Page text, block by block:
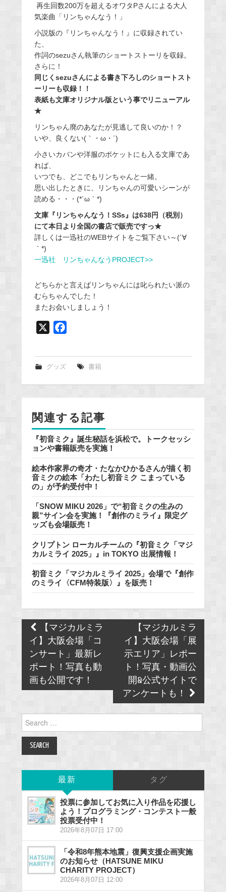
再生回数200万を超えるオワタPさんによる大人
気楽曲「リンちゃんなう！」
小説版の『リンちゃんなう！』に収録されてい
た、
作詞のsezuさん執筆のショートストーリを収録。
さらに！
同じくsezuさんによる書き下ろしのショートスト
ーリーも収録！！
表紙も文庫オリジナル版という事でリニューアル
★
リンちゃん廃のあなたが見逃して良いのか！？
いや、良くない(｀・ω・´)
小さいカバンや洋服のポケットにも入る文庫であ
れば、
いつでも、どこでもリンちゃんと一緒。
思い出したときに、リンちゃんの可愛いシーンが
読める・・・(*´ω｀*)
文庫『リンちゃんなう！SSs』は638円（税別）
にて本日より全国の書店で販売ですっ★
詳しくは一迅社のWEBサイトをご覧下さい～(´∀
｀*)
一迅社 リンちゃんなうPROJECT>>
どちらかと言えばリンちゃんには叱られたい派の
むらちゃんでした！
またお会いしましょう！
k
グッズ 書籍
関連する記事
『初音ミク』誕生秘話を浜松で。トークセッシ
ョンや書籍販売を実施！
絵本作家界の奇才・たなかひかるさんが描く初
音ミクの絵本「わたし初音ミク こまっている
の」が予約受付中！
「SNOW MIKU 2026」で“初音ミクの生みの
親”サイン会を実施！『創作のミライ』限定グ
ッズも会場販売！
クリプトン ローカルチームの『初音ミク「マジ
カルミライ 2025」』in TOKYO 出展情報！
初音ミク「マジカルミライ 2025」会場で『創作
のミライ〈CFM特装版〉』を販売！
Post
navigation
【マジカルミラ
イ】大阪会場「コ
ンサート」最新レ
ポート！写真も動
画も公開です！
【マジカルミラ
イ】大阪会場「展
示エリア」レポー
ト！写真・動画公
開&公式サイトで
アンケートも！
for:
最新 タグ
投票に参加してお気に入り作品を応援し
よう！プログラミング・コンテスト一般
投票受付中！
2026年8月07日 17:00
「令和8年熊本地震」復興支援企画実施
のお知らせ（HATSUNE MIKU
CHARITY PROJECT）
2026年8月07日 12:00